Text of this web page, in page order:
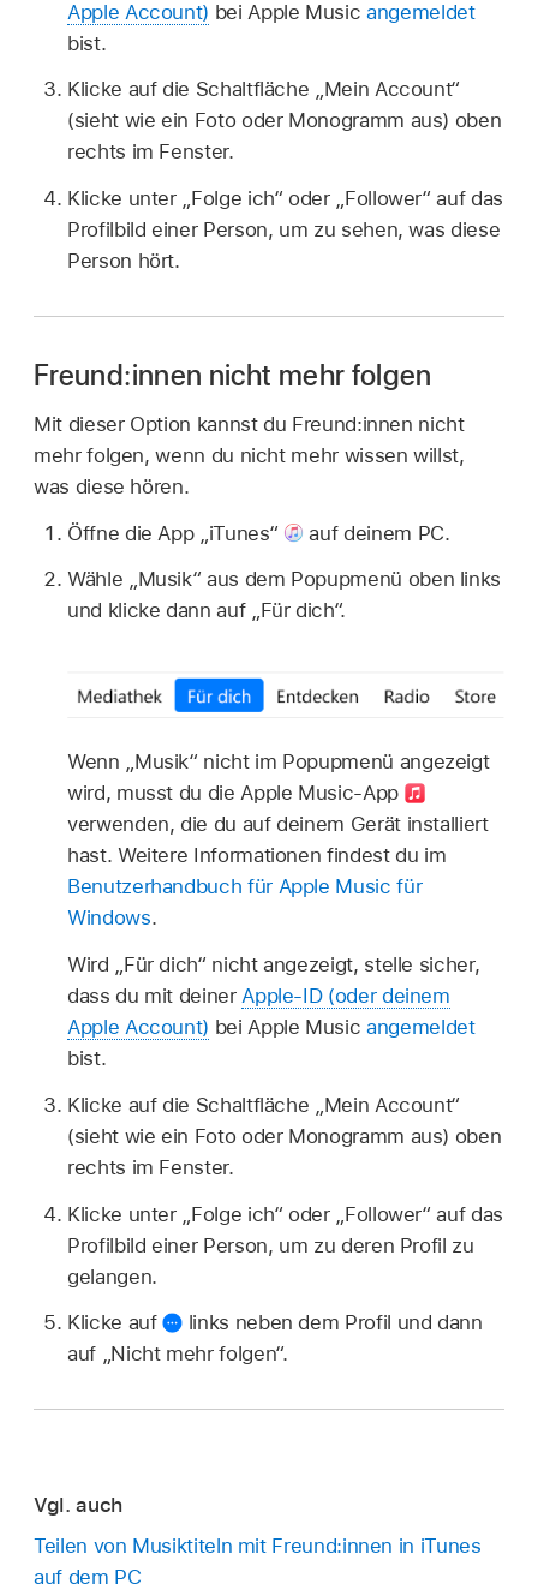
Apple Account) bei Apple Music angemeldet
bist.
Klicke auf die Schaltfläche „Mein Account“
(sieht wie ein Foto oder Monogramm aus) oben
rechts im Fenster.
Klicke unter „Folge ich“ oder „Follower“ auf das
Profilbild einer Person, um zu sehen, was diese
Person hört.
Freund:innen nicht mehr folgen
Mit dieser Option kannst du Freund:innen nicht
mehr folgen, wenn du nicht mehr wissen willst,
was diese hören.
Öffne die App „iTunes“
auf deinem PC.
Wähle „Musik“ aus dem Popupmenü oben links
und klicke dann auf „Für dich“.
Wenn „Musik“ nicht im Popupmenü angezeigt
wird, musst du die Apple Music-App
verwenden, die du auf deinem Gerät installiert
hast. Weitere Informationen findest du im
Benutzerhandbuch für Apple Music für
Windows.
Wird „Für dich“ nicht angezeigt, stelle sicher,
dass du mit deinerApple-ID (oder deinem
Apple Account) bei Apple Music angemeldet
bist.
Klicke auf die Schaltfläche „Mein Account“
(sieht wie ein Foto oder Monogramm aus) oben
rechts im Fenster.
Klicke unter „Folge ich“ oder „Follower“ auf das
Profilbild einer Person, um zu deren Profil zu
gelangen.
Klicke auf
links neben dem Profil und dann
auf „Nicht mehr folgen“.
Vgl. auch
Teilen von Musiktiteln mit Freund:innen in iTunes
auf dem PC